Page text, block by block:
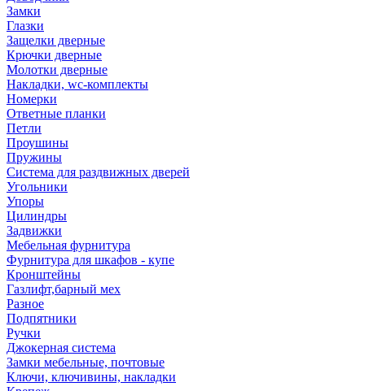
Замки
Глазки
Защелки дверные
Крючки дверные
Молотки дверные
Накладки, wc-комплекты
Номерки
Ответные планки
Петли
Проушины
Пружины
Система для раздвижных дверей
Угольники
Упоры
Цилиндры
Задвижки
Мебельная фурнитура
Фурнитура для шкафов - купе
Кронштейны
Газлифт,барный мех
Разное
Подпятники
Ручки
Джокерная система
Замки мебельные, почтовые
Ключи, ключивины, накладки